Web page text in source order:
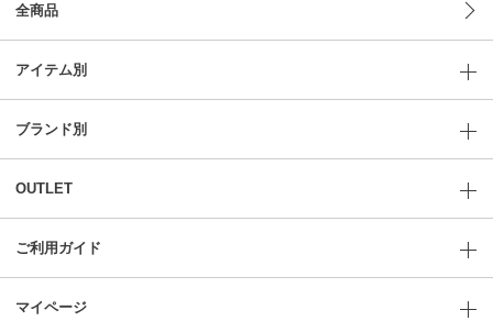
全商品
アイテム別
ブランド別
OUTLET
ご利用ガイド
マイページ